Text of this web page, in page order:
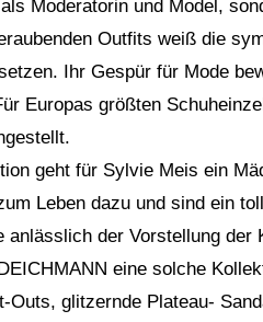
Moderatorin und Model,
Outfits weiß die
Ihr Gespür für Mode
Europas größten
geht für Sylvie Meis ein
Leben dazu und sind ein
anlässlich der Vorstellung
eine solche
Outs, glitzernde Plateau-